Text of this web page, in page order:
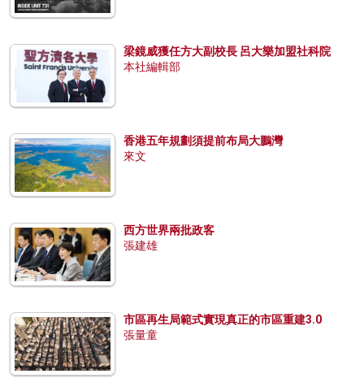
梁鏡威獲任方大副校長 呂大樂加盟社科院
本社編輯部
香港五年規劃須提前布局大鵬灣
來文
西方世界兩批政客
張建雄
市區再生局範式實現真正的市區重建3.0
張量童